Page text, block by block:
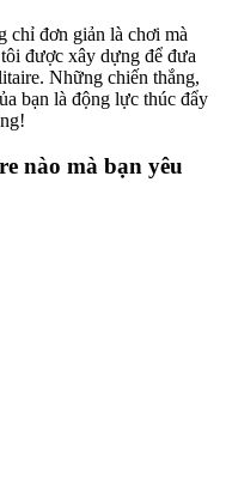
chỉ đơn giản là chơi mà
được xây dựng để đưa
Những chiến thắng,
bạn là động lực thúc đẩy
nào mà bạn yêu